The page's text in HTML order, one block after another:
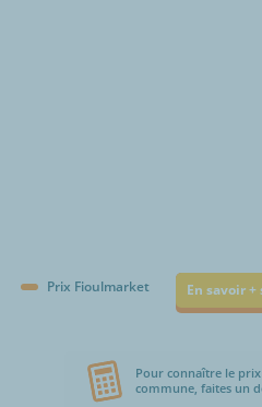
Prix Fioulmarket En savoir
Pour connaître le
commune, faites un